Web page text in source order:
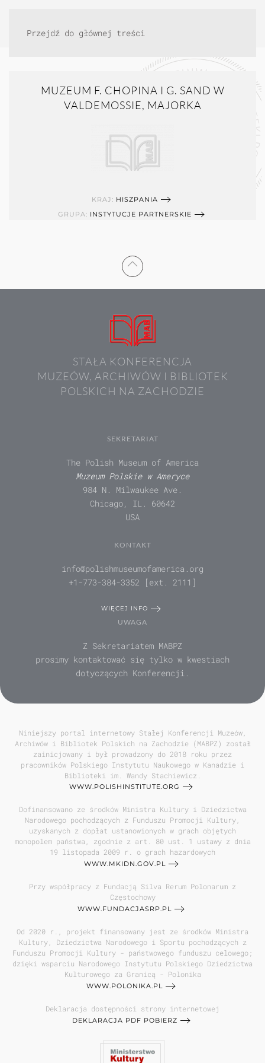
Przejdź do głównej treści
MUZEUM F. CHOPINA I G. SAND W
VALDEMOSSIE, MAJORKA
KRAJ: HISZPANIA
GRUPA: INSTYTUCJE PARTNERSKIE
STAŁA KONFERENCJA
MUZEÓW, ARCHIWÓW I BIBLIOTEK
POLSKICH NA ZACHODZIE
SEKRETARIAT
The Polish Museum of America
Muzeum Polskie w Ameryce
984 N. Milwaukee Ave.
Chicago, IL. 60642
USA
KONTAKT
info@polishmuseumofamerica.org
+1-773-384-3352 [ext. 2111]
WIĘCEJ INFO
UWAGA
Z Sekretariatem MABPZ
prosimy kontaktować się tylko w kwestiach
dotyczących Konferencji.
Niniejszy portal internetowy Stałej Konferencji Muzeów,
Archiwów i Bibliotek Polskich na Zachodzie (MABPZ) został
zainicjowany i był prowadzony do 2018 roku przez
pracowników Polskiego Instytutu Naukowego w Kanadzie i
Biblioteki im. Wandy Stachiewicz.
WWW.POLISHINSTITUTE.ORG
Dofinansowano ze środków Ministra Kultury i Dziedzictwa
Narodowego pochodzących z Funduszu Promocji Kultury,
uzyskanych z dopłat ustanowionych w grach objętych
monopolem państwa, zgodnie z art. 80 ust. 1 ustawy z dnia
19 listopada 2009 r. o grach hazardowych
WWW.MKIDN.GOV.PL
Przy współpracy z Fundacją Silva Rerum Polonarum z
Częstochowy
WWW.FUNDACJASRP.PL
Od 2020 r., projekt finansowany jest ze środków Ministra
Kultury, Dziedzictwa Narodowego i Sportu pochodzących z
Funduszu Promocji Kultury - państwowego funduszu celowego;
dzięki wsparciu Narodowego Instytutu Polskiego Dziedzictwa
Kulturowego za Granicą - Polonika
WWW.POLONIKA.PL
Deklaracja dostępności strony internetowej
DEKLARACJA PDF POBIERZ